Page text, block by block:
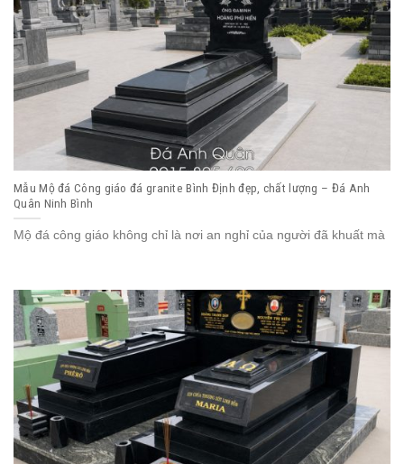
Mẫu Mộ đá Công giáo đá granite Bình Định đẹp, chất lượng – Đá Anh
Quân Ninh Bình
Mộ đá công giáo không chỉ là nơi an nghỉ của người đã khuất mà